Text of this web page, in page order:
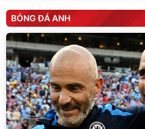
BÓNG ĐÁ ANH